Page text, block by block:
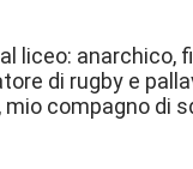
liceo: anarchico,
di rugby e
compagno di